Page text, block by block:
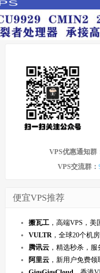
VPS优惠通知群
VPS交流群：
便宜VPS推荐
搬瓦工 ，高端VPS，
VULTR ，全球20个机
腾讯云 ，精选秒杀，
阿里云 ，新用户免费